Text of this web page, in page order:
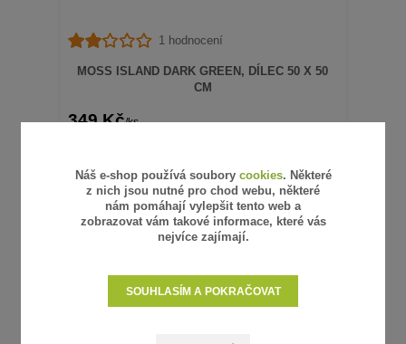
1 hodnocení
MOSS ISLAND DARK GREEN, DÍLEC 50 X 50
CM
349 Kč/ks
PŘIDAT DO KOŠÍKU
Náš e-shop používá soubory cookies. Některé
z nich jsou nutné pro chod webu, některé
nám pomáhají vylepšit tento web a
zobrazovat vám takové informace, které vás
nejvíce zajímají.
SOUHLASÍM A POKRAČOVAT